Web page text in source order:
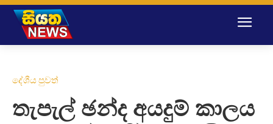
දේශීය පුවත්
තැපැල් ඡන්ද අයදුම් කාලය